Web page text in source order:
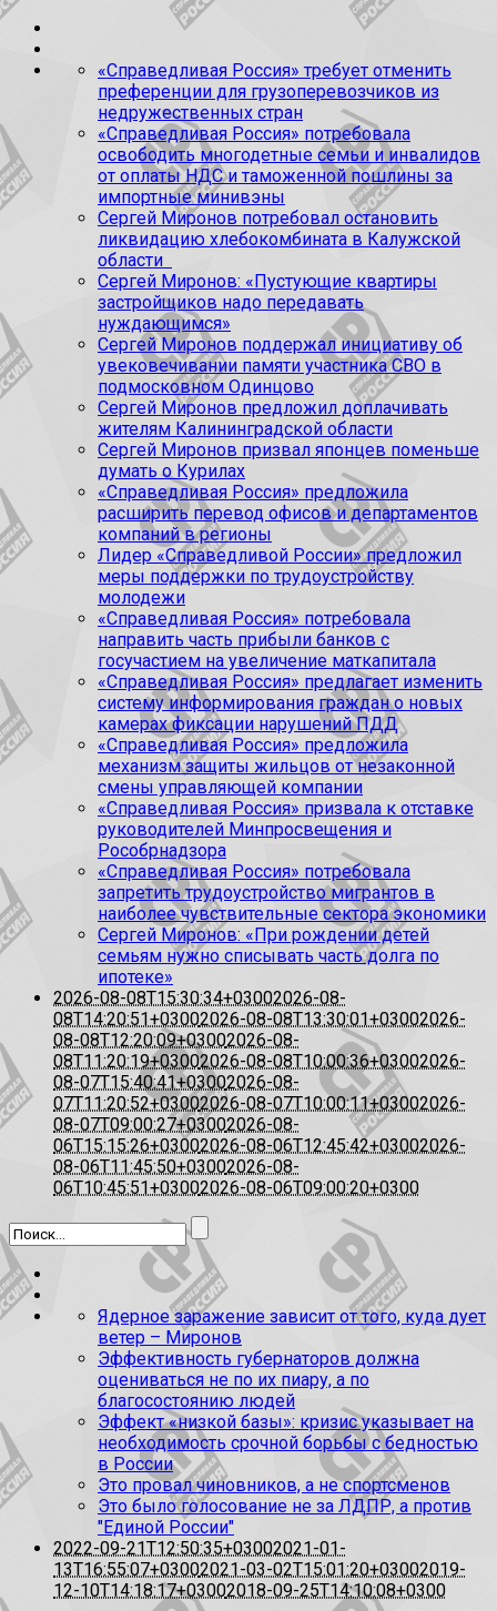
«Справедливая Россия» требует отменить
преференции для грузоперевозчиков из
недружественных стран
«Справедливая Россия» потребовала
освободить многодетные семьи и инвалидов
от оплаты НДС и таможенной пошлины за
импортные минивэны
Сергей Миронов потребовал остановить
ликвидацию хлебокомбината в Калужской
области
Сергей Миронов: «Пустующие квартиры
застройщиков надо передавать
нуждающимся»
Сергей Миронов поддержал инициативу об
увековечивании памяти участника СВО в
подмосковном Одинцово
Сергей Миронов предложил доплачивать
жителям Калининградской области
Сергей Миронов призвал японцев поменьше
думать о Курилах
«Справедливая Россия» предложила
расширить перевод офисов и департаментов
компаний в регионы
Лидер «Справедливой России» предложил
меры поддержки по трудоустройству
молодежи
«Справедливая Россия» потребовала
направить часть прибыли банков с
госучастием на увеличение маткапитала
«Справедливая Россия» предлагает изменить
систему информирования граждан о новых
камерах фиксации нарушений ПДД
«Справедливая Россия» предложила
механизм защиты жильцов от незаконной
смены управляющей компании
«Справедливая Россия» призвала к отставке
руководителей Минпросвещения и
Рособрнадзора
«Справедливая Россия» потребовала
запретить трудоустройство мигрантов в
наиболее чувствительные сектора экономики
Сергей Миронов: «При рождении детей
семьям нужно списывать часть долга по
ипотеке»
2026-08-08T15:30:34+03002026-08-
08T14:20:51+03002026-08-08T13:30:01+03002026-
08-08T12:20:09+03002026-08-
08T11:20:19+03002026-08-08T10:00:36+03002026-
08-07T15:40:41+03002026-08-
07T11:20:52+03002026-08-07T10:00:11+03002026-
08-07T09:00:27+03002026-08-
06T15:15:26+03002026-08-06T12:45:42+03002026-
08-06T11:45:50+03002026-08-
06T10:45:51+03002026-08-06T09:00:20+0300
Ядерное заражение зависит от того, куда дует
ветер – Миронов
Эффективность губернаторов должна
оцениваться не по их пиару, а по
благосостоянию людей
Эффект «низкой базы»: кризис указывает на
необходимость срочной борьбы с бедностью
в России
Это провал чиновников, а не спортсменов
Это было голосование не за ЛДПР, а против
"Единой России"
2022-09-21T12:50:35+03002021-01-
13T16:55:07+03002021-03-02T15:01:20+03002019-
12-10T14:18:17+03002018-09-25T14:10:08+0300